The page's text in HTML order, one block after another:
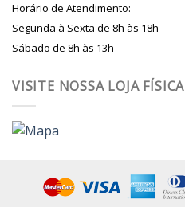
Horário de Atendimento:
Segunda à Sexta de 8h às 18h
Sábado de 8h às 13h
VISITE NOSSA LOJA FÍSICA